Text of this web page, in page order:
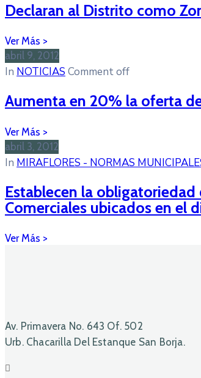
Declaran al Distrito como
abril 9, 2012
In NOTICIAS Comment off
Aumenta en 20% la oferta
abril 3, 2012
In MIRAFLORES - NORMAS
Establecen la
Comerciales ubicados en el
Av. Primavera No. 643 Of. 502
Urb. Chacarilla Del Estanque San Borja.